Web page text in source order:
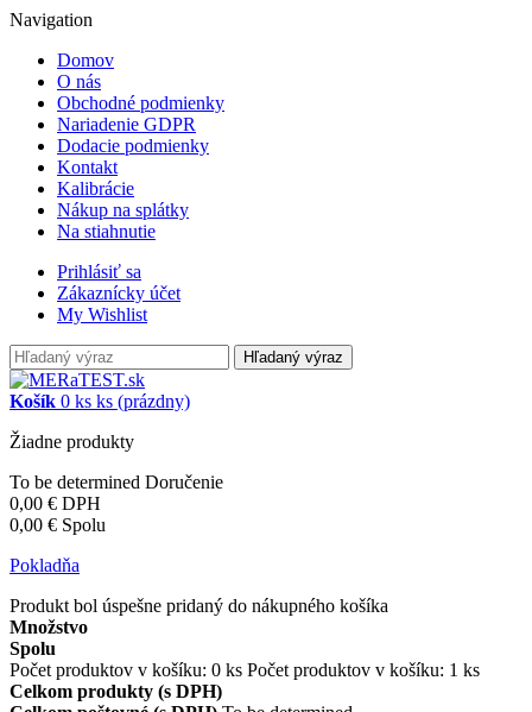
Navigation
Domov
O nás
Obchodné podmienky
Nariadenie GDPR
Dodacie podmienky
Kontakt
Kalibrácie
Nákup na splátky
Na stiahnutie
Prihlásiť sa
Zákaznícky účet
My Wishlist
Hľadaný výraz
Košík 0 ks ks (prázdny)
Žiadne produkty
To be determined Doručenie
0,00 € DPH
0,00 € Spolu
Pokladňa
Produkt bol úspešne pridaný do nákupného košíka
Množstvo
Spolu
Počet produktov v košíku: 0 ks Počet produktov v košíku: 1 ks
Celkom produkty (s DPH)